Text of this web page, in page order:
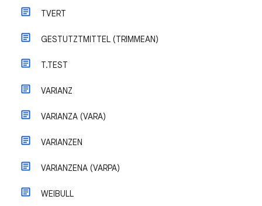
TVERT
GESTUTZTMITTEL (TRIMMEAN)
T.TEST
VARIANZ
VARIANZA (VARA)
VARIANZEN
VARIANZENA (VARPA)
WEIBULL